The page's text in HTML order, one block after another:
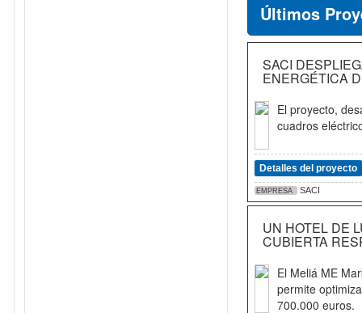
Últimos
SACI
ENERGÉTICA
El proyecto,
cuadros
Detalles del proyecto
EMPRESA SACI
UN HOTEL DE
CUBIERTA
El Meliá ME
permite
700.000 euros.